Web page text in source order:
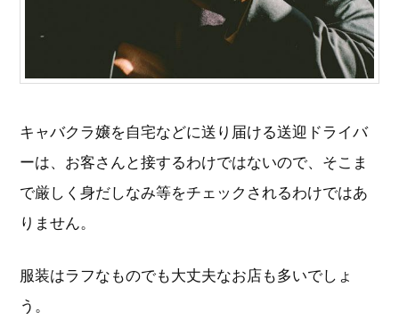
キャバクラ嬢を自宅などに送り届ける送迎ドライバ
ーは、お客さんと接するわけではないので、そこま
で厳しく身だしなみ等をチェックされるわけではあ
りません。
服装はラフなものでも大丈夫なお店も多いでしょ
う。